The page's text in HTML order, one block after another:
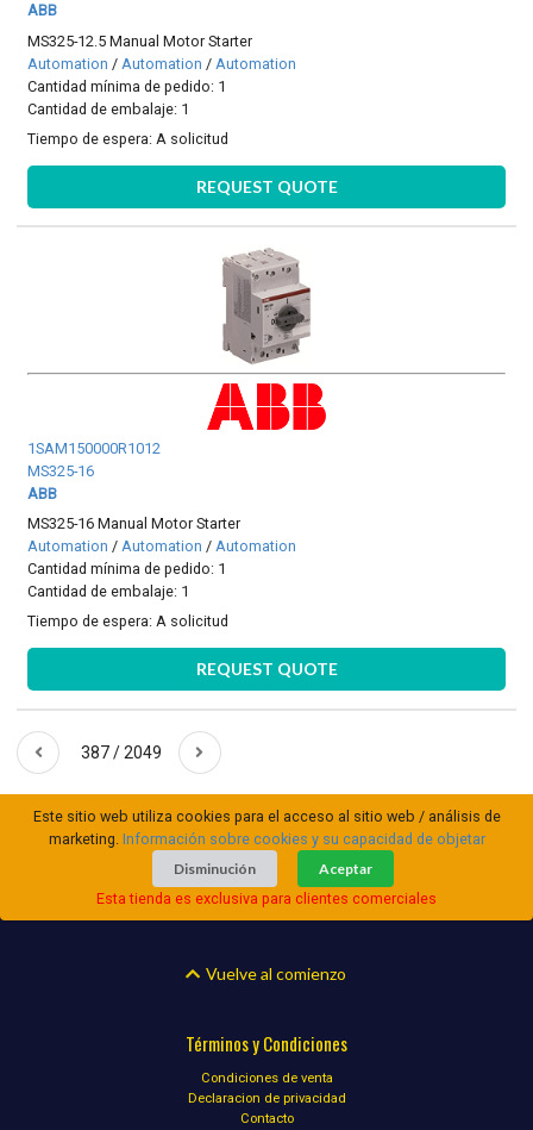
ABB
MS325-12.5 Manual Motor Starter
Automation / Automation / Automation
Cantidad mínima de pedido: 1
Cantidad de embalaje: 1
Tiempo de espera:A solicitud
REQUEST QUOTE
1SAM150000R1012
MS325-16
ABB
MS325-16 Manual Motor Starter
Automation /Automation /Automation
Cantidad mínima de pedido: 1
Cantidad de embalaje: 1
Tiempo de espera:A solicitud
REQUEST QUOTE
387 / 2049
Este sitio web utiliza cookies para el acceso al sitio web / análisis de
marketing. Información sobre cookies y su capacidad de objetar
Disminución
Aceptar
Esta tienda es exclusiva para clientes comerciales
Vuelve al comienzo
Términos y Condiciones
Condiciones de venta
Declaracion de privacidad
Contacto